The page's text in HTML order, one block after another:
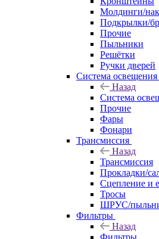
Молдинги/
Подкрылки/
Прочие
Пыльники
Решётки
Ручки дверей
Система освещения
Назад
Система
Прочие
Фары
Фонари
Трансмиссия
Назад
Трансмиссия
Прокладки/
Сцепление и
Тросы
ШРУС/
Фильтры
Назад
Фильтры